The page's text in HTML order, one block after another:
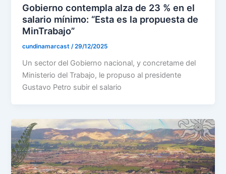
Gobierno contempla alza de 23 % en el
salario mínimo: “Esta es la propuesta de
MinTrabajo”
cundinamarcast/29/12/2025
Un sector del Gobierno nacional, y concretame del
Ministerio del Trabajo, le propuso al presidente
Gustavo Petro subir el salario